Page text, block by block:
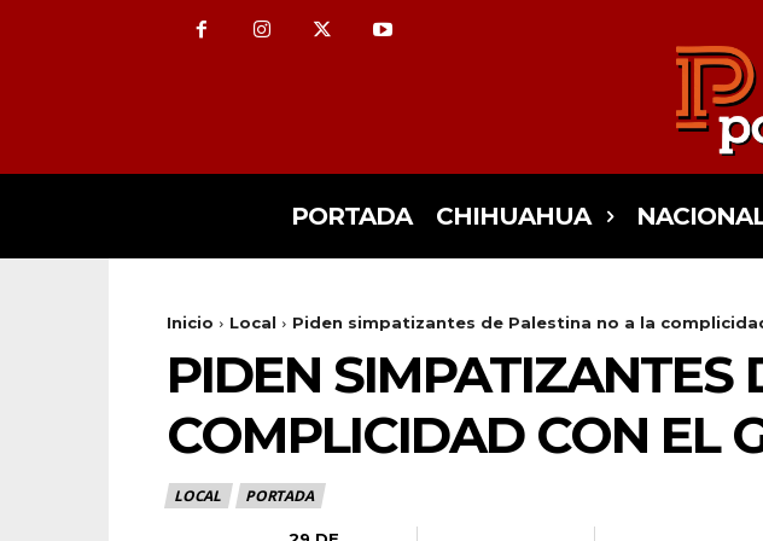
PORTADA CHIHUAHUA
Inicio Local Piden simpatizantes de Palestina no a la
PIDEN SIMPATIZANTES
COMPLICIDAD CON EL
LOCAL PORTADA